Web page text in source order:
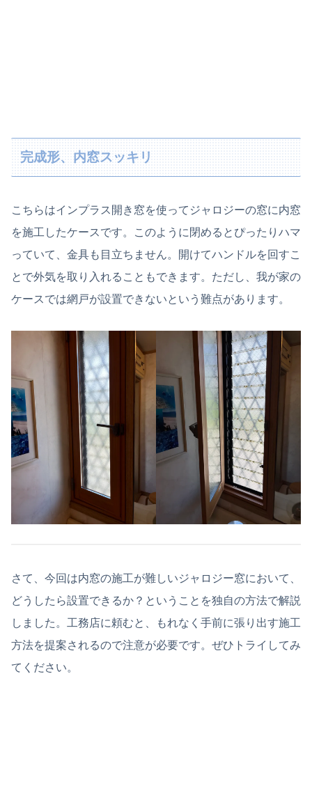
完成形、内窓スッキリ
こちらはインプラス開き窓を使ってジャロジーの窓に内窓
を施工したケースです。このように閉めるとぴったりハマ
っていて、金具も目立ちません。開けてハンドルを回すこ
とで外気を取り入れることもできます。ただし、我が家の
ケースでは網戸が設置できないという難点があります。
さて、今回は内窓の施工が難しいジャロジー窓において、
どうしたら設置できるか？ということを独自の方法で解説
しました。工務店に頼むと、もれなく手前に張り出す施工
方法を提案されるので注意が必要です。ぜひトライしてみ
てください。